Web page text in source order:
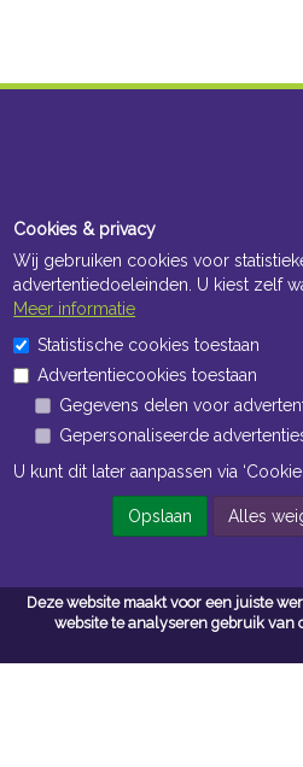
Deze website maakt voor een juiste
website te analyseren gebruik van
Openingstijden Kantoor
ma t/m vr 8:30 uur tot 17:00 uur
Openingstijden
ma t/m vr 7:00 uur tot 16:30 uur
Navigatie
Algemene voorwaarden
Cookies & privacy
Wij gebruiken cookies voor
advertentiedoeleinden. U kiest zelf
Meer informatie
Statistische cookies toestaan
Advertentiecookies toestaan
Gegevens delen voor
Gepersonaliseerde
U kunt dit later aanpassen via
Opslaan Alles